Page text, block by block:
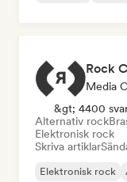
Rock
Media
&gt; 4400
Alternativ rock
Elektronisk rock
Skriva artiklar
Elektronisk rock